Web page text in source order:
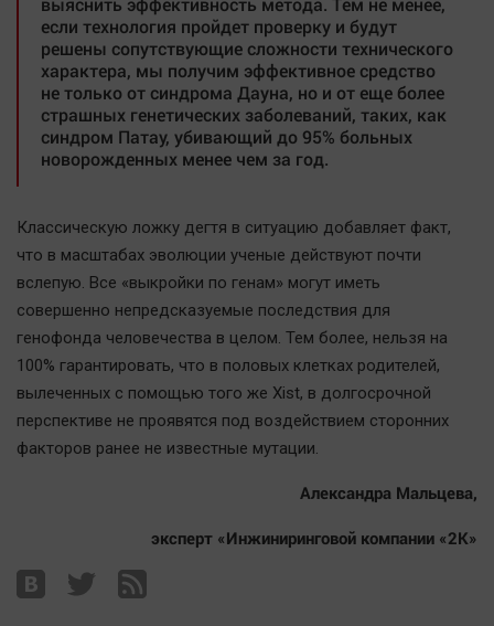
Обсуждаем
Отдых
Персона
Последняя инстанция
Светская жизнь
Точка на карте
если технология пройдет проверку и будут
решены сопутствующие сложности технического
характера, мы получим эффективное средство
не только от синдрома Дауна, но и от еще более
страшных генетических заболеваний, таких, как
синдром Патау, убивающий до 95% больных
новорожденных менее чем за год.
Классическую ложку дегтя в ситуацию добавляет факт,
что в масштабах эволюции ученые действуют почти
вслепую. Все «выкройки по генам» могут иметь
совершенно непредсказуемые последствия для
генофонда человечества в целом. Тем более, нельзя на
100% гарантировать, что в половых клетках родителей,
вылеченных с помощью того же Xist, в долгосрочной
перспективе не проявятся под воздействием сторонних
факторов ранее не известные мутации.
Александра Мальцева,
эксперт «Инжиниринговой компании «2К»